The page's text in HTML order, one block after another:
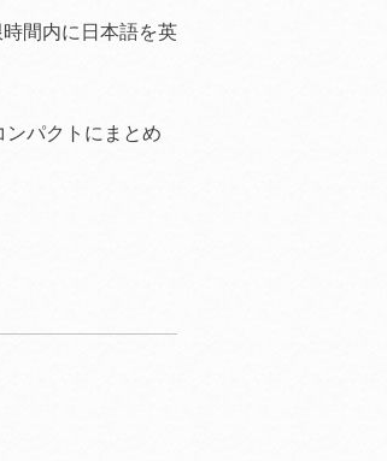
間内に日本語を英
パクトにまとめ